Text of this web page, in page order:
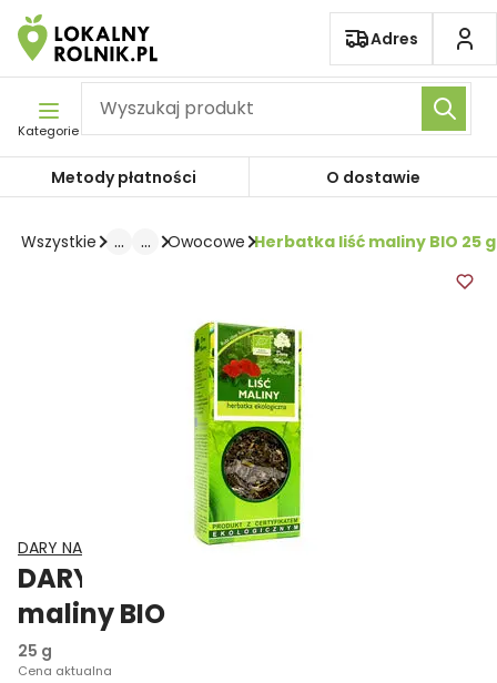
Pomiń nawigację
Adres
Kategorie
Metody płatności O dostawie
Wszystkie ... ... Owocowe Herbatka liść maliny BIO 25 g
DARY NATURY
DARY NATURY Herbatka liść
maliny BIO
25 g
Cena aktualna